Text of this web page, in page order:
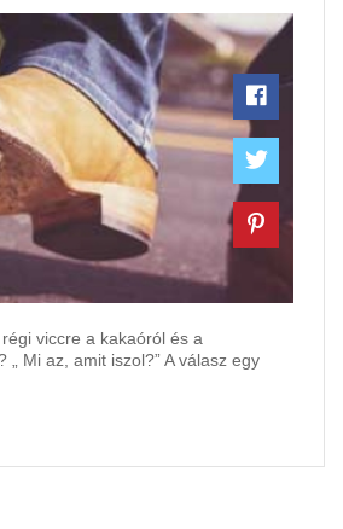
viccre a kakaóról és a
„ Mi az, amit iszol?” A válasz egy